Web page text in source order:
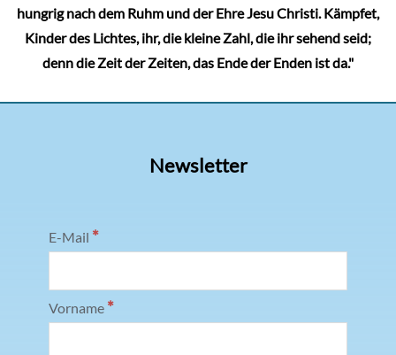
hungrig nach dem Ruhm und der Ehre Jesu Christi. Kämpfet,
Kinder des Lichtes, ihr, die kleine Zahl, die ihr sehend seid;
denn die Zeit der Zeiten, das Ende der Enden ist da."
Newsletter
E-Mail *
Vorname *